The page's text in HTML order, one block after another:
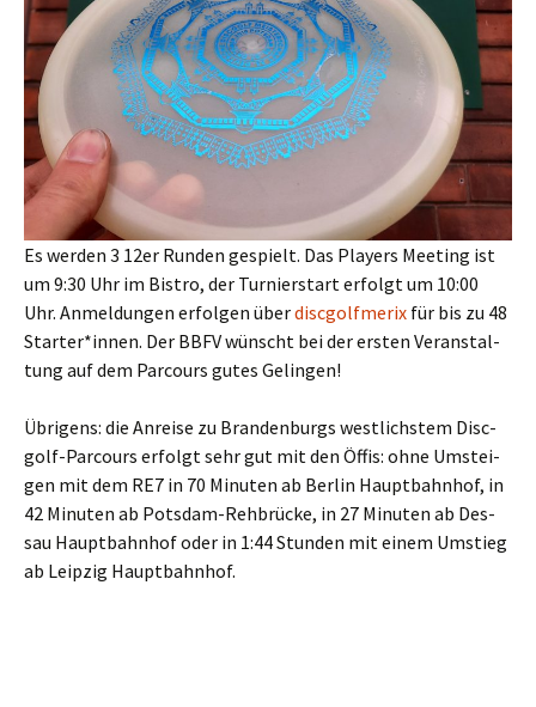
Es wer­den 3 12er Run­den gespielt. Das Play­ers Mee­ting ist
um 9:30 Uhr im Bis­tro, der Tur­nier­start erfolgt um 10:00
Uhr. Anmel­dun­gen erfol­gen überdisc­golf­me­rix für bis zu 48
Starter*innen. Der BBFV wünscht bei der ers­ten Ver­an­stal­
tung auf dem Par­cours gutes Gelingen!
Übri­gens: die Anrei­se zu Bran­den­burgs west­lichs­tem Disc­
golf-Par­cours erfolgt sehr gut mit den Öffis: ohne Umstei­
gen mit dem RE7 in 70 Minu­ten ab Ber­lin Haupt­bahn­hof, in
42 Minu­ten ab Pots­dam-Reh­brü­cke, in 27 Minu­ten ab Des­
sau Haupt­bahn­hof oder in 1:44 Stun­den mit einem Umstieg
ab Leip­zig Hauptbahnhof.